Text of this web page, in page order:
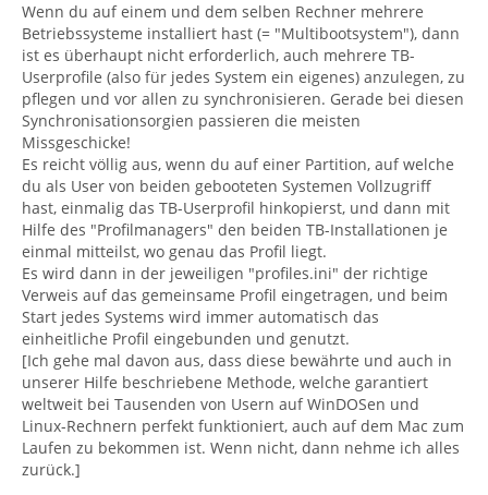
Wenn du auf einem und dem selben Rechner mehrere
Betriebssysteme installiert hast (= "Multibootsystem"), dann
ist es überhaupt nicht erforderlich, auch mehrere TB-
Userprofile (also für jedes System ein eigenes) anzulegen, zu
pflegen und vor allen zu synchronisieren. Gerade bei diesen
Synchronisationsorgien passieren die meisten
Missgeschicke!
Es reicht völlig aus, wenn du auf einer Partition, auf welche
du als User von beiden gebooteten Systemen Vollzugriff
hast, einmalig das TB-Userprofil hinkopierst, und dann mit
Hilfe des "Profilmanagers" den beiden TB-Installationen je
einmal mitteilst, wo genau das Profil liegt.
Es wird dann in der jeweiligen "profiles.ini" der richtige
Verweis auf das gemeinsame Profil eingetragen, und beim
Start jedes Systems wird immer automatisch das
einheitliche Profil eingebunden und genutzt.
[Ich gehe mal davon aus, dass diese bewährte und auch in
unserer Hilfe beschriebene Methode, welche garantiert
weltweit bei Tausenden von Usern auf WinDOSen und
Linux-Rechnern perfekt funktioniert, auch auf dem Mac zum
Laufen zu bekommen ist. Wenn nicht, dann nehme ich alles
zurück.]